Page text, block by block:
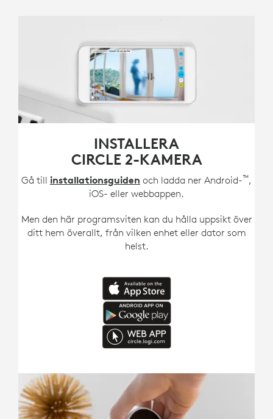
INSTALLERA
CIRCLE 2-KAMERA
Gå till installationsguiden och ladda ner Android-™,
iOS- eller webbappen.
Men den här programsviten kan du hålla uppsikt över
ditt hem överallt, från vilken enhet eller dator som
helst.